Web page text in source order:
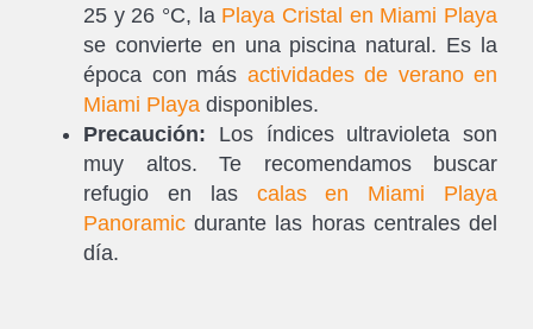
25 y 26 °C, la Playa Cristal en Miami Playa
se convierte en una piscina natural. Es la
época con más actividades de verano en
Miami Playa disponibles.
Precaución: Los índices ultravioleta son
muy altos. Te recomendamos buscar
refugio en las calas en Miami Playa
Panoramic durante las horas centrales del
día.